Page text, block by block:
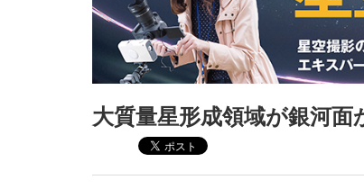
大質量星形成領域が銀河